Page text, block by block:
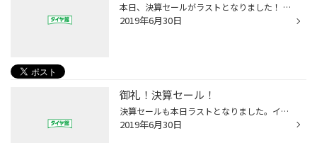
本日、決算セールがラストとなりました！ イベント期間中多くのお客様に夏タイヤ・スタッドレスをご成約頂きまして、本当 にありがとうございました。 タイヤの値上げまでは残り１ヶ月ありますのでまだまだ間に合います！ タイヤをご検討の方ぜひお待ちしています！
2019年6月30日
御礼！決算セール！
決算セールも本日ラストとなりました。イベント期間中に多くのスタッドレスのご予約と夏タイヤご成約をありがとうございました。 イベント毎に多くの方にご来店頂き、本当に感謝しております！ 決算セールは本日で終了となりますが、タイヤの値上げにはまだ間に合います！ 値上げまでラスト1ヶ月、...
2019年6月30日